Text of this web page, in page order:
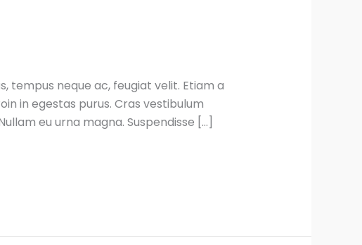
tempus neque ac, feugiat velit. Etiam a
in egestas purus. Cras vestibulum
eu urna magna. Suspendisse […]